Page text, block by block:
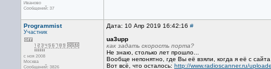
Иваново
Сообщений: 37
Programmist
Участник
с ноя 2008
Москва
Сообщений: 3826
Дата: 10 Апр 2019 16:42:16 #
ua3upp
как задать скорость порта?
Не знаю, столько лет прошло...
Вообще непонятно, где Вы её взяли, когда я её с
Вот всё, что осталось: http://www.radioscanner.ru/